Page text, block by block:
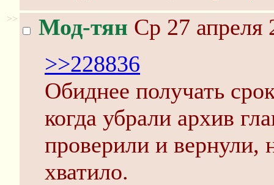
>> Мод-тян Ср 27 апреля
>>228836
Обиднее получать
когда убрали архив
проверили и вернули,
хватило.